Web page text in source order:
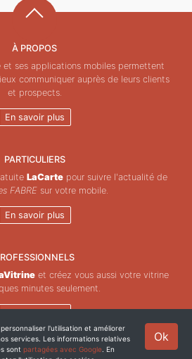
À PROPOS
et ses applications mobiles permettent
communiquer auprès de leurs clients
et prospects.
En savoir plus
PARTICULIERS
LaCartepour suivre l'actualité de
FABREsur votre mobile.
En savoir plus
et créez vous aussi votre vitrine
minutes seulement.
En savoir plus
2026 - Tous droits réservés. Ok
l'utilisation et améliorer
services. Les informations relatives
sont partagées avec Google . En